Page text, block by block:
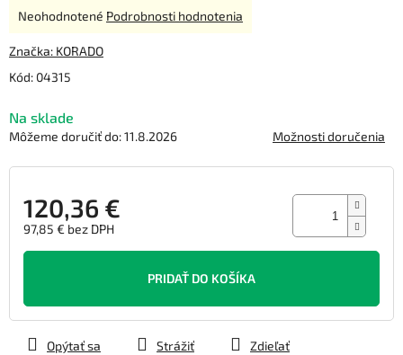
Kód: 04315
Na sklade
Môžeme doručiť do:11.8.2026 Možnosti doručenia
120,36 €
97,85 € bez DPH
Jednotková
PRIDAŤ DO KOŠÍKA
Opýtať sa Strážiť Zdieľať
Priemerné
produktu
0,0
5
hviezdičiek.
Neohodnotené Podrobnosti hodnotenia
Značka: KORADO